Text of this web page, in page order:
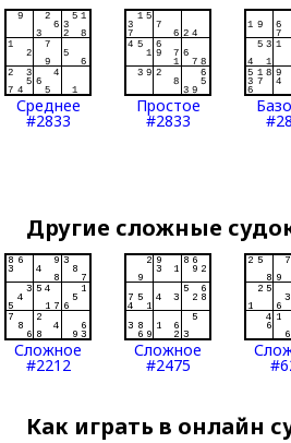
Среднее
#2833
Простое
#2833
Другие сложные
Сложное
#2212
Сложное
#2475
Как играть в онлайн